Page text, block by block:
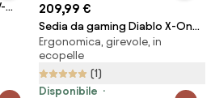
209,99 €
Sedia da gaming Diablo X-One
2.0 Normal Size: Nero
Ergonomica, girevole, in
ecopelle
(1)
Disponibile